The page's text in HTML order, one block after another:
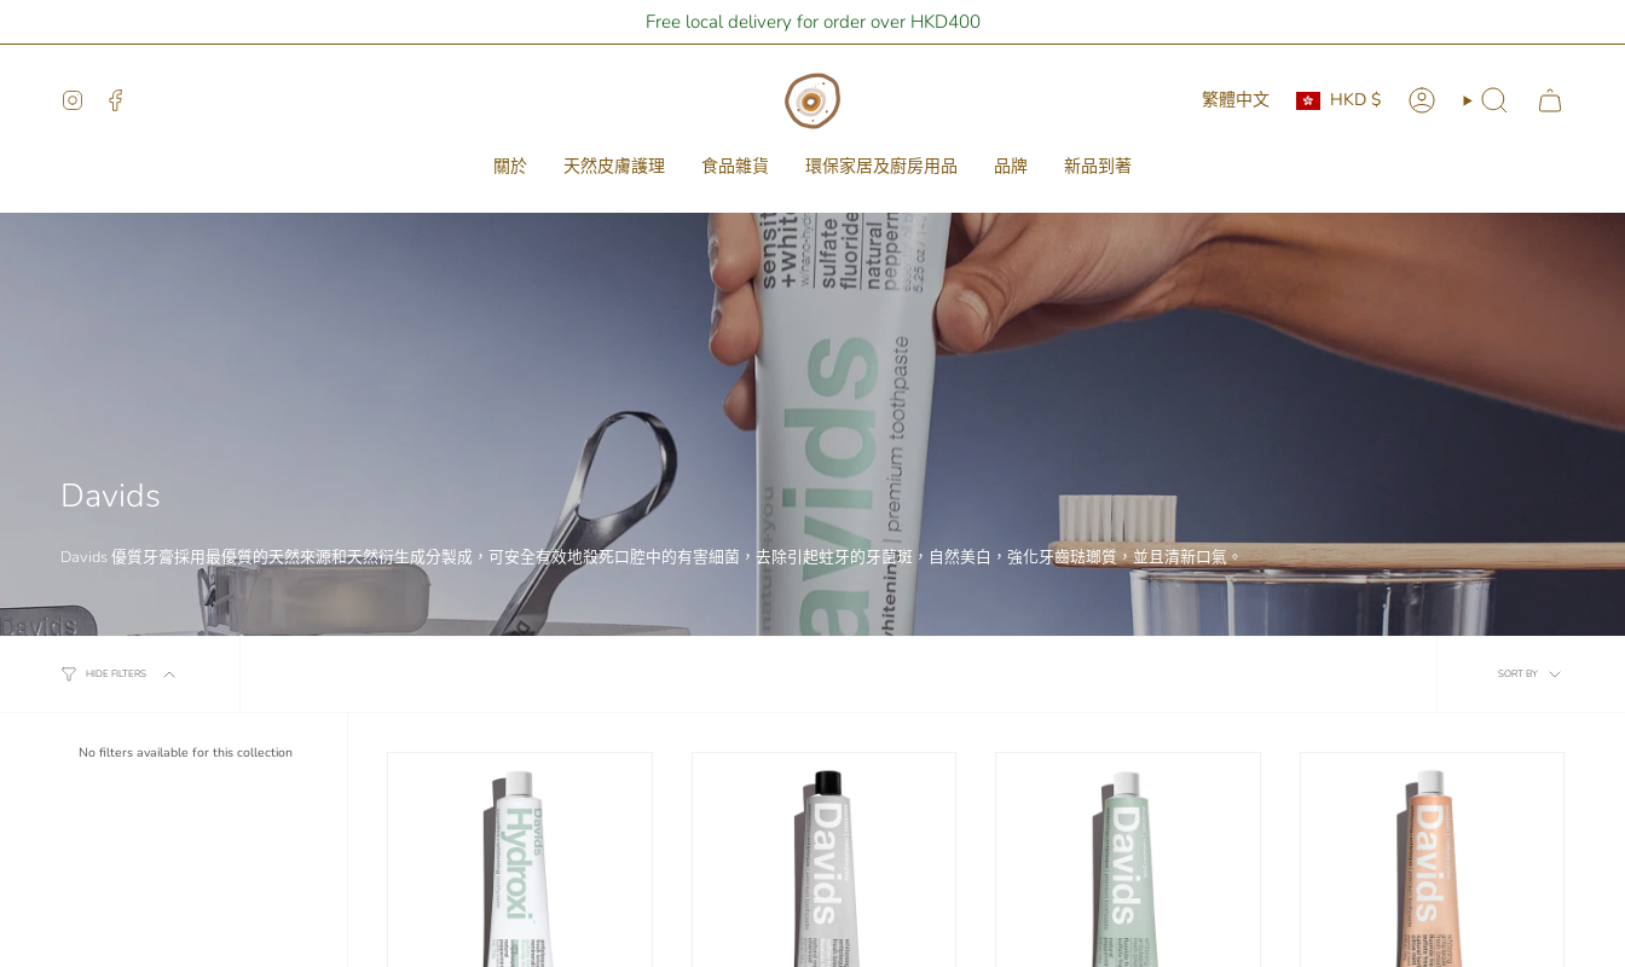
Free local delivery for order over HKD400
Instagram Language
繁體中文 Currency
HKD $ Account Search
關於 天然皮膚護理 食品雜貨 環保家居及廚房用品 品牌 新品到著
Davids
Davids 優質牙膏採用最優質的天然來源和天然衍生成分製成，可安全有效地殺死口腔中的有害細菌，去除引起蛀牙的牙菌斑，自然美白，強化牙齒琺瑯質，並且清新口氣。
HIDE FILTERS
Sort
SORT BY
No filters available for this collection